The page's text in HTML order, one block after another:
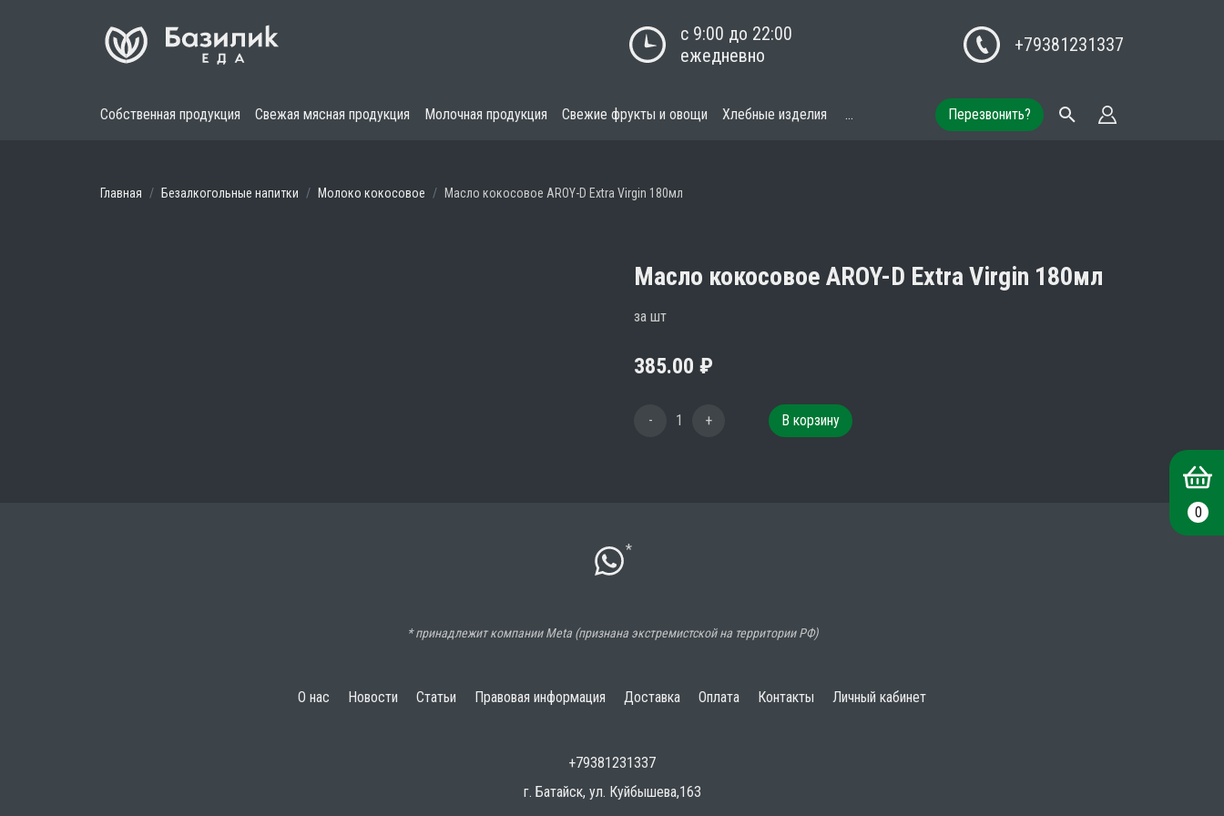
с 9:00 до 22:00
ежедневно
+79381231337
Собственная продукция Свежая мясная продукция Молочная продукция Свежие фрукты и овощи Хлебные изделия ... Перезвонить?
Главная Безалкогольные напитки Молоко кокосовое Масло кокосовое AROY-D Extra Virgin 180мл
Масло кокосовое AROY-D Extra Virgin 180мл
за шт
385.00 ₽
- 1 + В корзину
*
* принадлежит компании Meta (признана экстремистской на территории РФ)
О нас Новости Статьи Правовая информация Доставка Оплата Контакты Личный кабинет
+79381231337
г. Батайск, ул. Куйбышева,163
0